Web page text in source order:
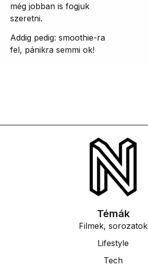
még jobban is fogjuk
szeretni.
Addig pedig: smoothie-ra
fel, pánikra semmi ok!
Témák
Filmek, sorozatok
Lifestyle
Tech